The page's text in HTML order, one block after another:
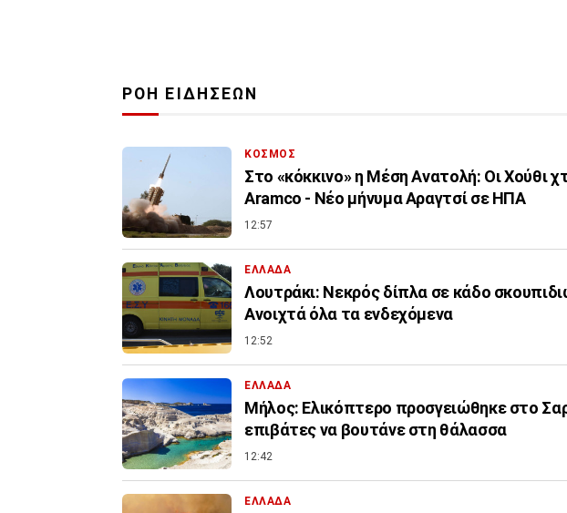
ΡΟΗ ΕΙΔΗΣΕΩΝ
ΚΟΣΜΟΣ
Στο «κόκκινο» η Μέση Ανατολή: Οι Χούθι
Aramco - Νέο μήνυμα Αραγτσί σε ΗΠΑ
12:57
ΕΛΛΑΔΑ
Λουτράκι: Νεκρός δίπλα σε κάδο
Ανοιχτά όλα τα ενδεχόμενα
12:52
ΕΛΛΑΔΑ
Μήλος: Ελικόπτερο προσγειώθηκε στο
επιβάτες να βουτάνε στη θάλασσα
12:42
ΕΛΛΑΔΑ